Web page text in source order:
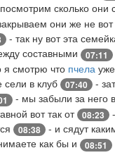
сколько они
они же не вот
- так ну вот эта
составными 07:11
я смотрю что пчела
сели в клуб 07:40
-
- мы забыли за него
вот так от 08:23
08:38 - и сядут
как бы и 08:51